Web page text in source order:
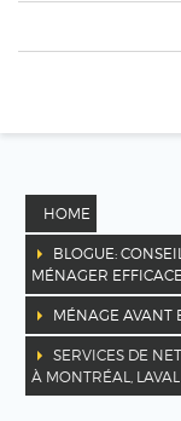
HOME
BLOGUE:
MÉNAGER EFFICACE
MÉNAGE AVANT
SERVICES DE
À MONTRÉAL,